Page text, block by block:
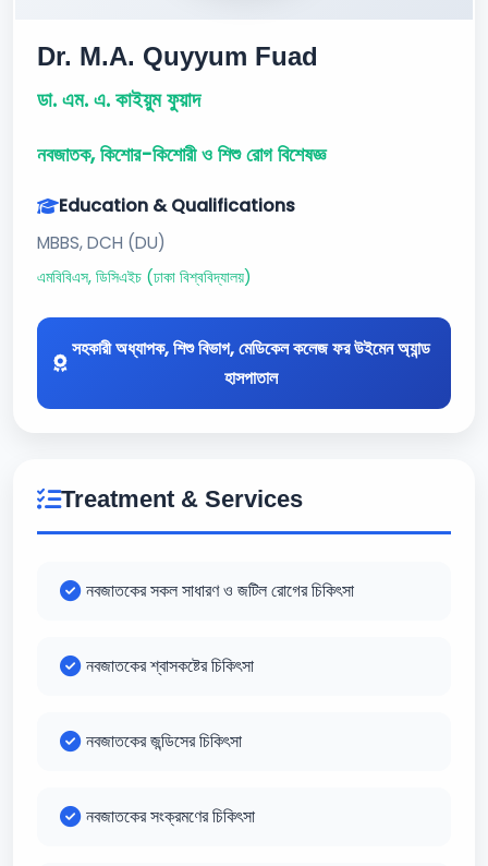
Dr. M.A. Quyyum Fuad
ডা. এম. এ. কাইয়ুম ফুয়াদ
নবজাতক, কিশোর-কিশোরী ও শিশু রোগ বিশেষজ্ঞ
Education & Qualifications
MBBS, DCH (DU)
এমবিবিএস, ডিসিএইচ (ঢাকা বিশ্ববিদ্যালয়)
সহকারী অধ্যাপক, শিশু বিভাগ, মেডিকেল কলেজ ফর উইমেন অ্যান্ড
হাসপাতাল
Treatment & Services
নবজাতকের সকল সাধারণ ও জটিল রোগের চিকিৎসা
নবজাতকের শ্বাসকষ্টের চিকিৎসা
নবজাতকের জন্ডিসের চিকিৎসা
নবজাতকের সংক্রমণের চিকিৎসা